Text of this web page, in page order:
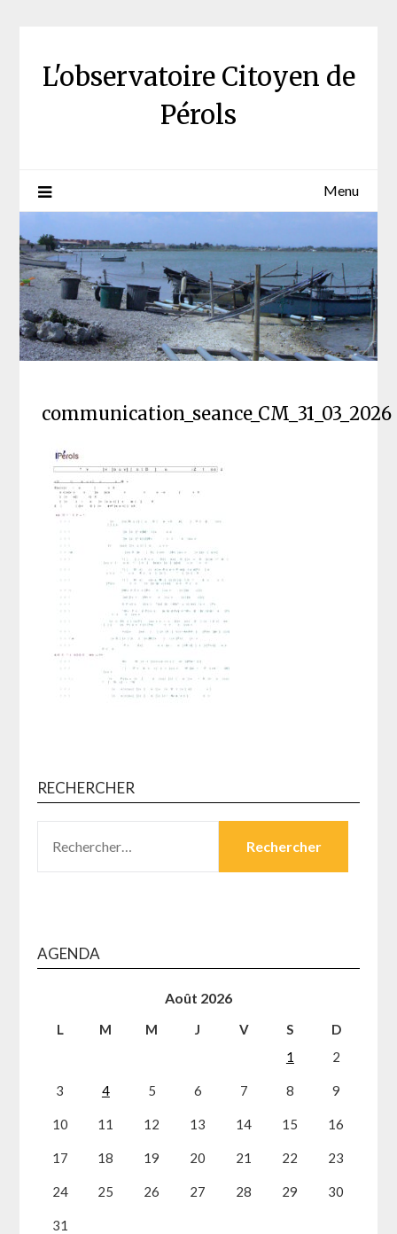
L'observatoire Citoyen de
Pérols
Menu
communication_seance_CM_31_03_2026
RECHERCHER
AGENDA
Août 2026
L M M J V S
D
1
2
3 4 5 6 7 8 9
10 11 12 13 14 15 16
17 18 19 20 21 22 23
24 25 26 27 28 29 30
31